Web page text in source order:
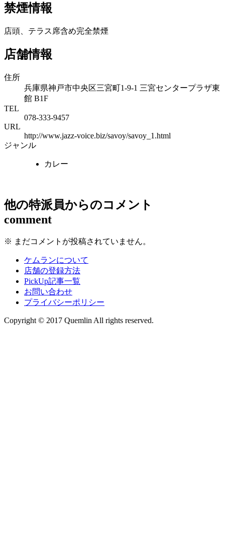
禁煙情報
店頭、テラス席含め完全禁煙
店舗情報
住所
兵庫県神戸市中央区三宮町1-9-1 三宮センタープラザ東
館 B1F
TEL
078-333-9457
URL
http://www.jazz-voice.biz/savoy/savoy_1.html
ジャンル
カレー
外部サイトへ
他の特派員からのコメント
comment
※ まだコメントが投稿されていません。
ケムランについて
店舗の登録方法
PickUp記事一覧
お問い合わせ
プライバシーポリシー
Copyright © 2017 Quemlin All rights reserved.